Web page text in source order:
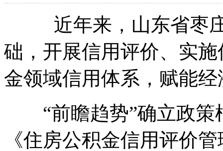
近年来，山东省枣庄
础，开展信用评价、实
金领域信用体系，赋能
“前瞻趋势”确立政策
《住房公积金信用评价